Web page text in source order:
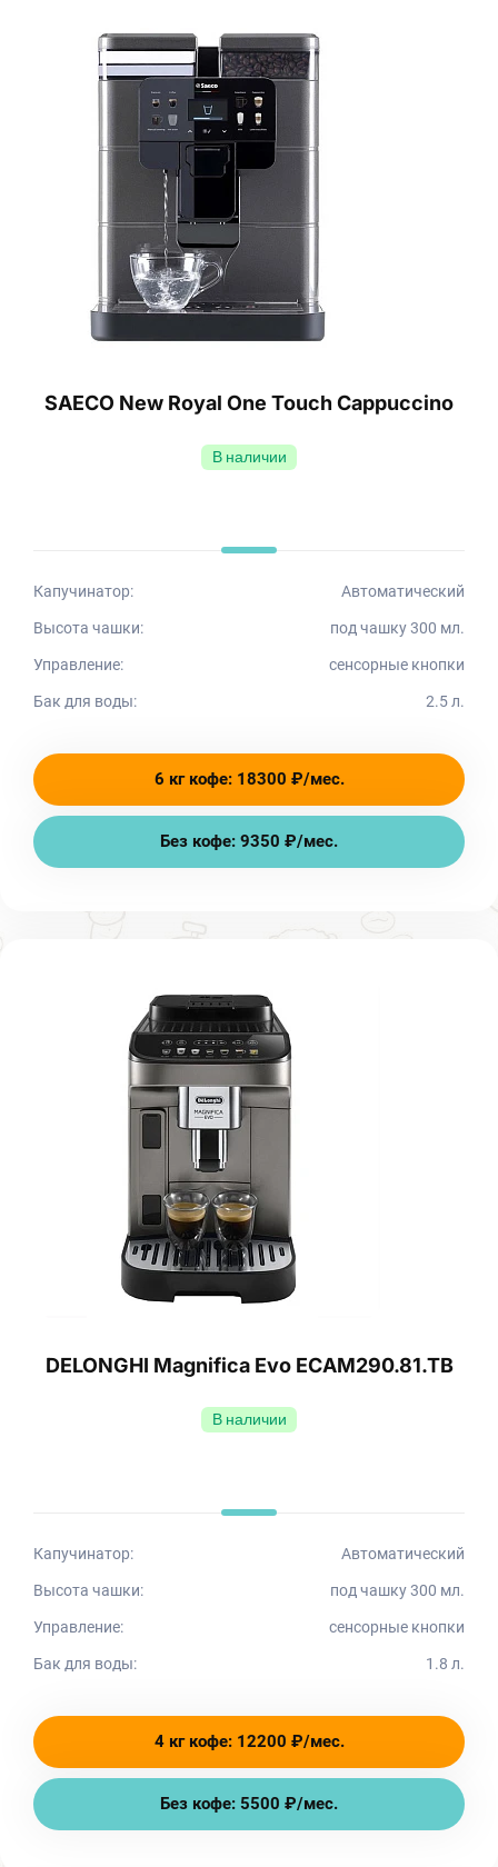
SAECO New Royal One Touch Cappuccino
В наличии
Капучинатор: Автоматический
Высота чашки: под чашку 300 мл.
Управление: сенсорные кнопки
Бак для воды: 2.5 л.
6 кг кофе: 18300 ₽/мес.
Без кофе: 9350 ₽/мес.
DELONGHI Magnifica Evo ECAM290.81.TB
В наличии
Капучинатор: Автоматический
Высота чашки: под чашку 300 мл.
Управление: сенсорные кнопки
Бак для воды: 1.8 л.
4 кг кофе: 12200 ₽/мес.
Без кофе: 5500 ₽/мес.